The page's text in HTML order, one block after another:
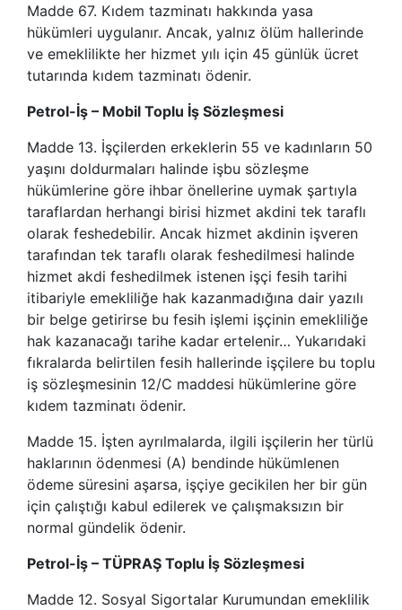
Madde 67. Kıdem tazminatı hakkında yasa
hükümleri uygulanır. Ancak, yalnız ölüm hallerinde
ve emeklilikte her hizmet yılı için 45 günlük ücret
tutarında kıdem tazminatı ödenir.
Petrol-İş – Mobil Toplu İş Sözleşmesi
Madde 13. İşçilerden erkeklerin 55 ve kadınların 50
yaşını doldurmaları halinde işbu sözleşme
hükümlerine göre ihbar önellerine uymak şartıyla
taraflardan herhangi birisi hizmet akdini tek taraflı
olarak feshedebilir. Ancak hizmet akdinin işveren
tarafından tek taraflı olarak feshedilmesi halinde
hizmet akdi feshedilmek istenen işçi fesih tarihi
itibariyle emekliliğe hak kazanmadığına dair yazılı
bir belge getirirse bu fesih işlemi işçinin emekliliğe
hak kazanacağı tarihe kadar ertelenir… Yukarıdaki
fıkralarda belirtilen fesih hallerinde işçilere bu toplu
iş sözleşmesinin 12/C maddesi hükümlerine göre
kıdem tazminatı ödenir.
Madde 15. İşten ayrılmalarda, ilgili işçilerin her türlü
haklarının ödenmesi (A) bendinde hükümlenen
ödeme süresini aşarsa, işçiye gecikilen her bir gün
için çalıştığı kabul edilerek ve çalışmaksızın bir
normal gündelik ödenir.
Petrol-İş – TÜPRAŞ Toplu İş Sözleşmesi
Madde 12. Sosyal Sigortalar Kurumundan emeklilik